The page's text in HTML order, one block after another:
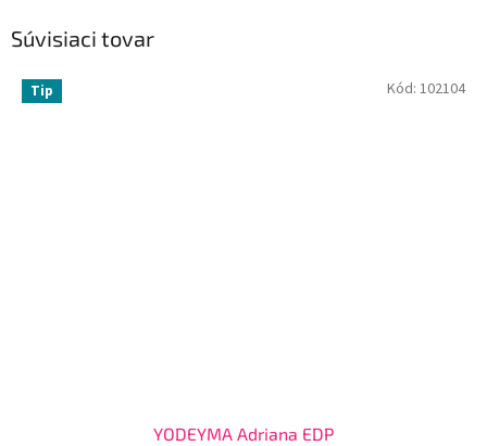
Súvisiaci tovar
Tip
YODEYMA Adriana EDP
Kód: 102104